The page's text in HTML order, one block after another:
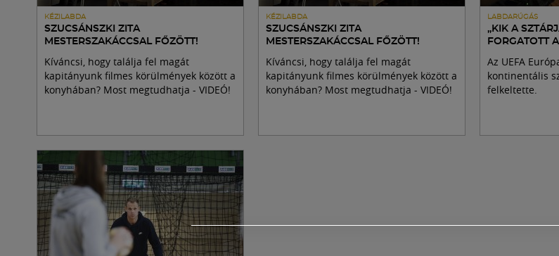
KÉZILABDA
SZUCSÁNSZKI ZITA
MESTERSZAKÁCCSAL FŐZÖTT!
Kíváncsi, hogy találja fel magát
kapitányunk filmes körülmények között a
konyhában? Most megtudhatja - VIDEÓ!
KÉZILABDA
SZUCSÁNSZKI ZITA
MESTERSZAKÁCCSAL FŐZÖTT!
Kíváncsi, hogy találja fel magát
kapitányunk filmes körülmények között a
konyhában? Most megtudhatja - VIDEÓ!
LABDARÚGÁS
„KIK A
FORGATOTT
Az UEFA
kontinentális
felkeltette.